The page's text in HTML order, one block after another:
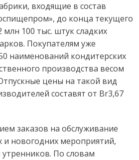
входящие в состав
до конца текущего
млн 100 тыс. штук сладких
Покупателям уже
наименований кондитерских
производства весом
цены на такой вид
составят от Br3,67
заказов на обслуживание
и новогодних мероприятий,
По словам